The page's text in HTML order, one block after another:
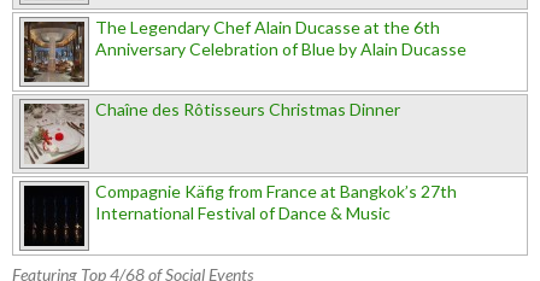
The Legendary Chef Alain Ducasse at the 6th
Anniversary Celebration of Blue by Alain Ducasse
Chaîne des Rôtisseurs Christmas Dinner
Compagnie Käfig from France at Bangkok’s 27th
International Festival of Dance & Music
Featuring Top 4/68 of Social Events